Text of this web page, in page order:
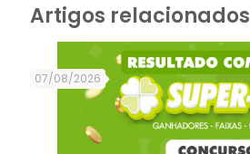
Artigos relacionados
07/08/2026